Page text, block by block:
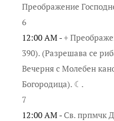
Преображение
6
12:00 AM -+
390). (Разрешава се
Вечерня с Молебен
Богородица). ☾.
7
12:00 AM - Св. прпмчк